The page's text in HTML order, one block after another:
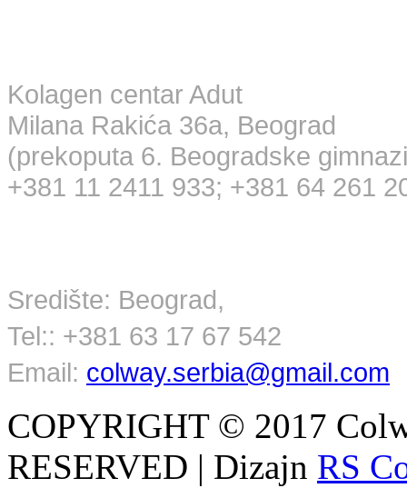
Kolagen centar Adut
Milana Rakića 36a, Beograd
(prekoputa 6. Beogradske
+381 11 2411 933; +381 64 261
Središte: Beograd,
Tel:: +381 63 17 67 542
Email: colway.serbia@gmail.com
COPYRIGHT © 2017
RESERVED | Dizajn RS